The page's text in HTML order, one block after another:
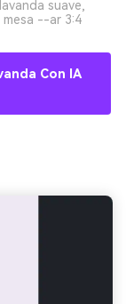
suave,
mesa --ar 3:4
Con IA